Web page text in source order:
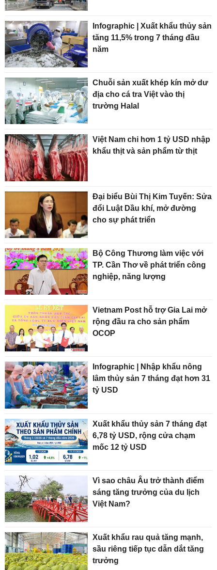
Infographic | Xuất khẩu thủy sản
tăng 11,5% trong 7 tháng đầu
năm
Chuỗi sản xuất khép kín mở dư
địa cho cá tra Việt vào thị
trường Halal
Việt Nam chi hơn 1 tỷ USD nhập
khẩu thịt và sản phẩm từ thịt
Đại biểu Bùi Thị Kim Tuyến: Sửa
đổi Luật Dầu khí, mở đường
cho sự phát triển
Bộ Công Thương làm việc với
TP. Cần Thơ về phát triển công
nghiệp, năng lượng
Vietnam Post hỗ trợ Gia Lai mở
rộng đầu ra cho sản phẩm
OCOP
Infographic | Nhập khẩu nông
lâm thủy sản 7 tháng đạt hơn 31
tỷ USD
Xuất khẩu thủy sản 7 tháng đạt
6,78 tỷ USD, rộng cửa chạm
mốc 12 tỷ USD
Vì sao châu Âu trở thành điểm
sáng tăng trưởng của du lịch
Việt Nam?
Xuất khẩu rau quả tăng mạnh,
sầu riêng tiếp tục dẫn dắt tăng
trưởng